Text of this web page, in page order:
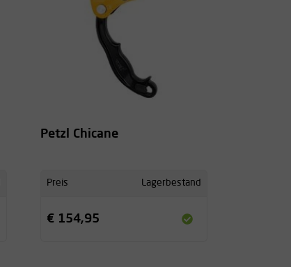
Petzl Chicane
Preis Lagerbestand
€ 154,95